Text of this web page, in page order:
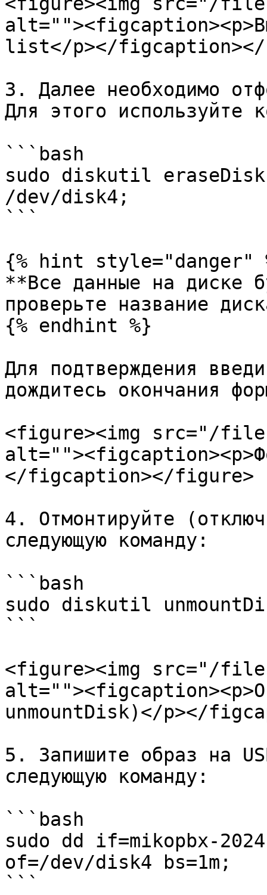
list</p></
3. Далее необходимо
Для этого используйте
```bash
sudo diskutil eraseDisk
/dev/disk4;
```
{% hint style="danger"
**Все данные на диске
проверьте название
{% endhint %}
Для подтверждения
дождитесь окончания
<figure><img src="/
</figcaption></figure>
4. Отмонтируйте
следующую команду:
```bash
sudo diskutil
```
<figure><img src="/files/
unmountDisk)</p></
5. Запишите образ на
следующую команду:
```bash
sudo dd if=mikopbx-
of=/dev/disk4 bs=1m;
```